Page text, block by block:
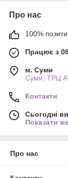
Про нас
100%
Працює з
м. Суми
Суми, ТРЦ
Контакти
Сьогодні
Показати
Про нас